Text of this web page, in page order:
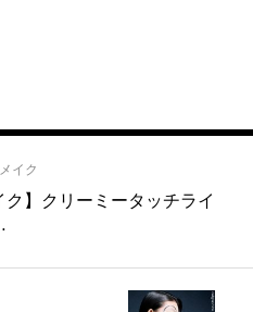
イク
ク】クリーミータッチライ